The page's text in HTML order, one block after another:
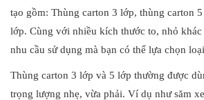
tạo gồm: Thùng carton 3 lớp, thùng carton
lớp. Cùng với nhiều kích thước to, nhỏ
nhu cầu sử dụng mà bạn có thể lựa chọn
Thùng carton 3 lớp và 5 lớp thường được
trọng lượng nhẹ, vừa phải. Ví dụ như săm